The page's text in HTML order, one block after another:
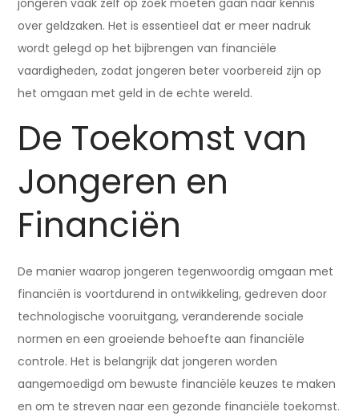
jongeren vaak zelf op zoek moeten gaan naar kennis
over geldzaken. Het is essentieel dat er meer nadruk
wordt gelegd op het bijbrengen van financiële
vaardigheden, zodat jongeren beter voorbereid zijn op
het omgaan met geld in de echte wereld.
De Toekomst van
Jongeren en
Financiën
De manier waarop jongeren tegenwoordig omgaan met
financiën is voortdurend in ontwikkeling, gedreven door
technologische vooruitgang, veranderende sociale
normen en een groeiende behoefte aan financiële
controle. Het is belangrijk dat jongeren worden
aangemoedigd om bewuste financiële keuzes te maken
en om te streven naar een gezonde financiële toekomst.